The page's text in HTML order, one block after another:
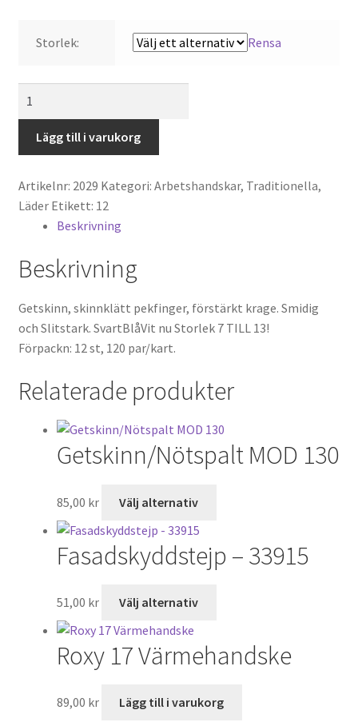
Storlek: Rensa
2029
mängd
Lägg till i varukorg
Artikelnr: 2029 Kategori: Arbetshandskar, Traditionella,
Läder Etikett: 12
Beskrivning
Beskrivning
Getskinn, skinnklätt pekfinger, förstärkt krage. Smidig
och Slitstark. SvartBlåVit nu Storlek 7 TILL 13!
Förpackn: 12 st, 120 par/kart.
Relaterade produkter
Getskinn/Nötspalt MOD 130
85,00 kr Välj alternativ
har
flera
alternativen
på
Fasadskyddstejp – 33915
51,00 kr Välj alternativ
har
De
Roxy 17 Värmehandske
89,00 kr Lägg till i varukorg